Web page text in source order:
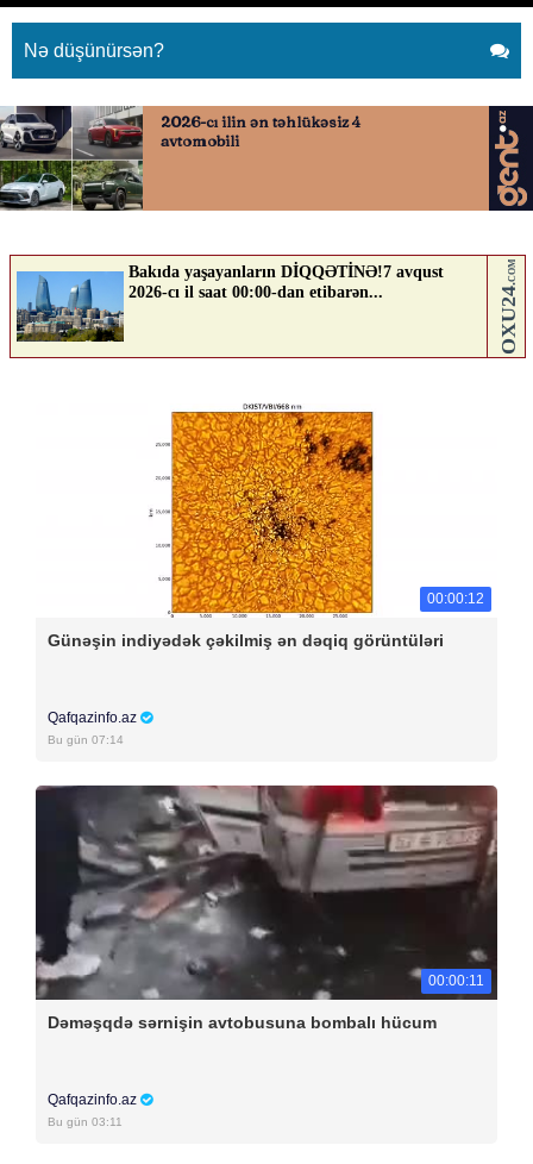
Nə düşünürsən?
00:00:12
Günəşin indiyədək çəkilmiş ən dəqiq görüntüləri
Qafqazinfo.az
Bu gün 07:14
00:00:11
Dəməşqdə sərnişin avtobusuna bombalı hücum
Qafqazinfo.az
Bu gün 03:11